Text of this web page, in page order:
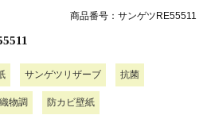
商品番号：サンゲツRE55511
サンゲツリザーブ 抗菌
織物調 防カビ壁紙